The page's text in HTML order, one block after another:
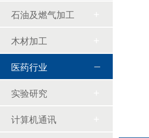
石油及燃气加工
木材加工
医药行业
实验研究
计算机通讯